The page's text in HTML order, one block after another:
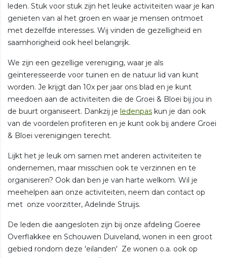
leden. Stuk voor stuk zijn het leuke activiteiten waar je kan
genieten van al het groen en waar je mensen ontmoet
met dezelfde interesses. Wij vinden de gezelligheid en
saamhorigheid ook heel belangrijk.
We zijn een gezellige vereniging, waar je als
geïnteresseerde voor tuinen en de natuur lid van kunt
worden. Je krijgt dan 10x per jaar ons blad en je kunt
meedoen aan de activiteiten die de Groei & Bloei bij jou in
de buurt organiseert. Dankzij je ledenpas kun je dan ook
van de voordelen profiteren en je kunt ook bij andere Groei
& Bloei verenigingen terecht.
Lijkt het je leuk om samen met anderen activiteiten te
ondernemen, maar misschien ook te verzinnen en te
organiseren? Ook dan ben je van harte welkom. Wil je
meehelpen aan onze activiteiten, neem dan contact op
met onze voorzitter, Adelinde Struijs.
De leden die aangesloten zijn bij onze afdeling Goeree
Overflakkee en Schouwen Duiveland, wonen in een groot
gebied rondom deze 'eilanden' Ze wonen o.a. ook op